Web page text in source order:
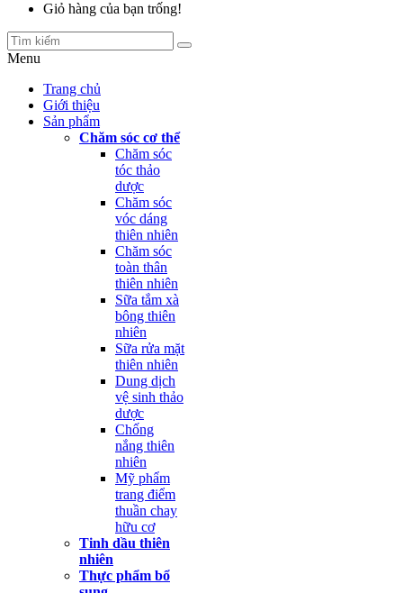
Giỏ hàng của bạn trống!
Menu
Trang chủ
Giới thiệu
Sản phẩm
Chăm sóc cơ thể
Chăm sóc
tóc thảo
dược
Chăm sóc
vóc dáng
thiên nhiên
Chăm sóc
toàn thân
thiên nhiên
Sữa tắm xà
bông thiên
nhiên
Sữa rửa mặt
thiên nhiên
Dung dịch
vệ sinh thảo
dược
Chống
nắng thiên
nhiên
Mỹ phẩm
trang điểm
thuần chay
hữu cơ
Tinh dầu thiên
nhiên
Thực phẩm bổ